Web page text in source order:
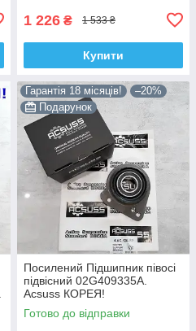
1 226 ₴ 1 533 ₴
Купити
Гарантія 18 місяців!
–20%
Подарунок
Посилений Підшипник півосі
підвісний 02G409335A.
Acsuss КОРЕЯ!
Готово до відправки